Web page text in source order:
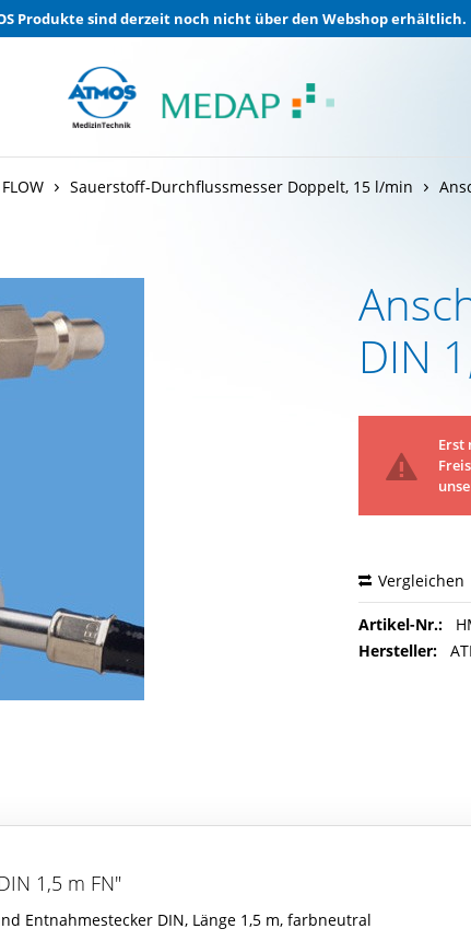
Produkte sind derzeit noch nicht über den Webshop erhältlich.
Sauerstoff-Durchflussmesser Doppelt, 15 l/min
DIN
Erst
Vergleichen
Artikel-Nr.:
Hersteller:
1,5 m FN"
Entnahmestecker DIN, Länge 1,5 m, farbneutral